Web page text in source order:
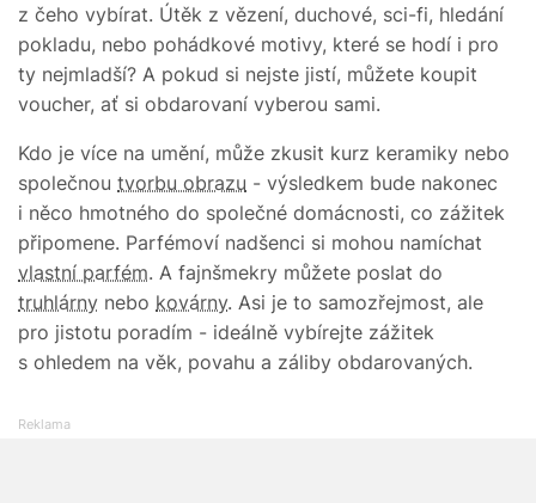
z čeho vybírat. Útěk z vězení, duchové, sci-fi, hledání
pokladu, nebo pohádkové motivy, které se hodí i pro
ty nejmladší? A pokud si nejste jistí, můžete koupit
voucher, ať si obdarovaní vyberou sami.
Kdo je více na umění, může zkusit kurz keramiky nebo
společnou tvorbu obrazu - výsledkem bude nakonec
i něco hmotného do společné domácnosti, co zážitek
připomene. Parfémoví nadšenci si mohou namíchat
vlastní parfém. A fajnšmekry můžete poslat do
truhlárny nebo kovárny. Asi je to samozřejmost, ale
pro jistotu poradím - ideálně vybírejte zážitek
s ohledem na věk, povahu a záliby obdarovaných.